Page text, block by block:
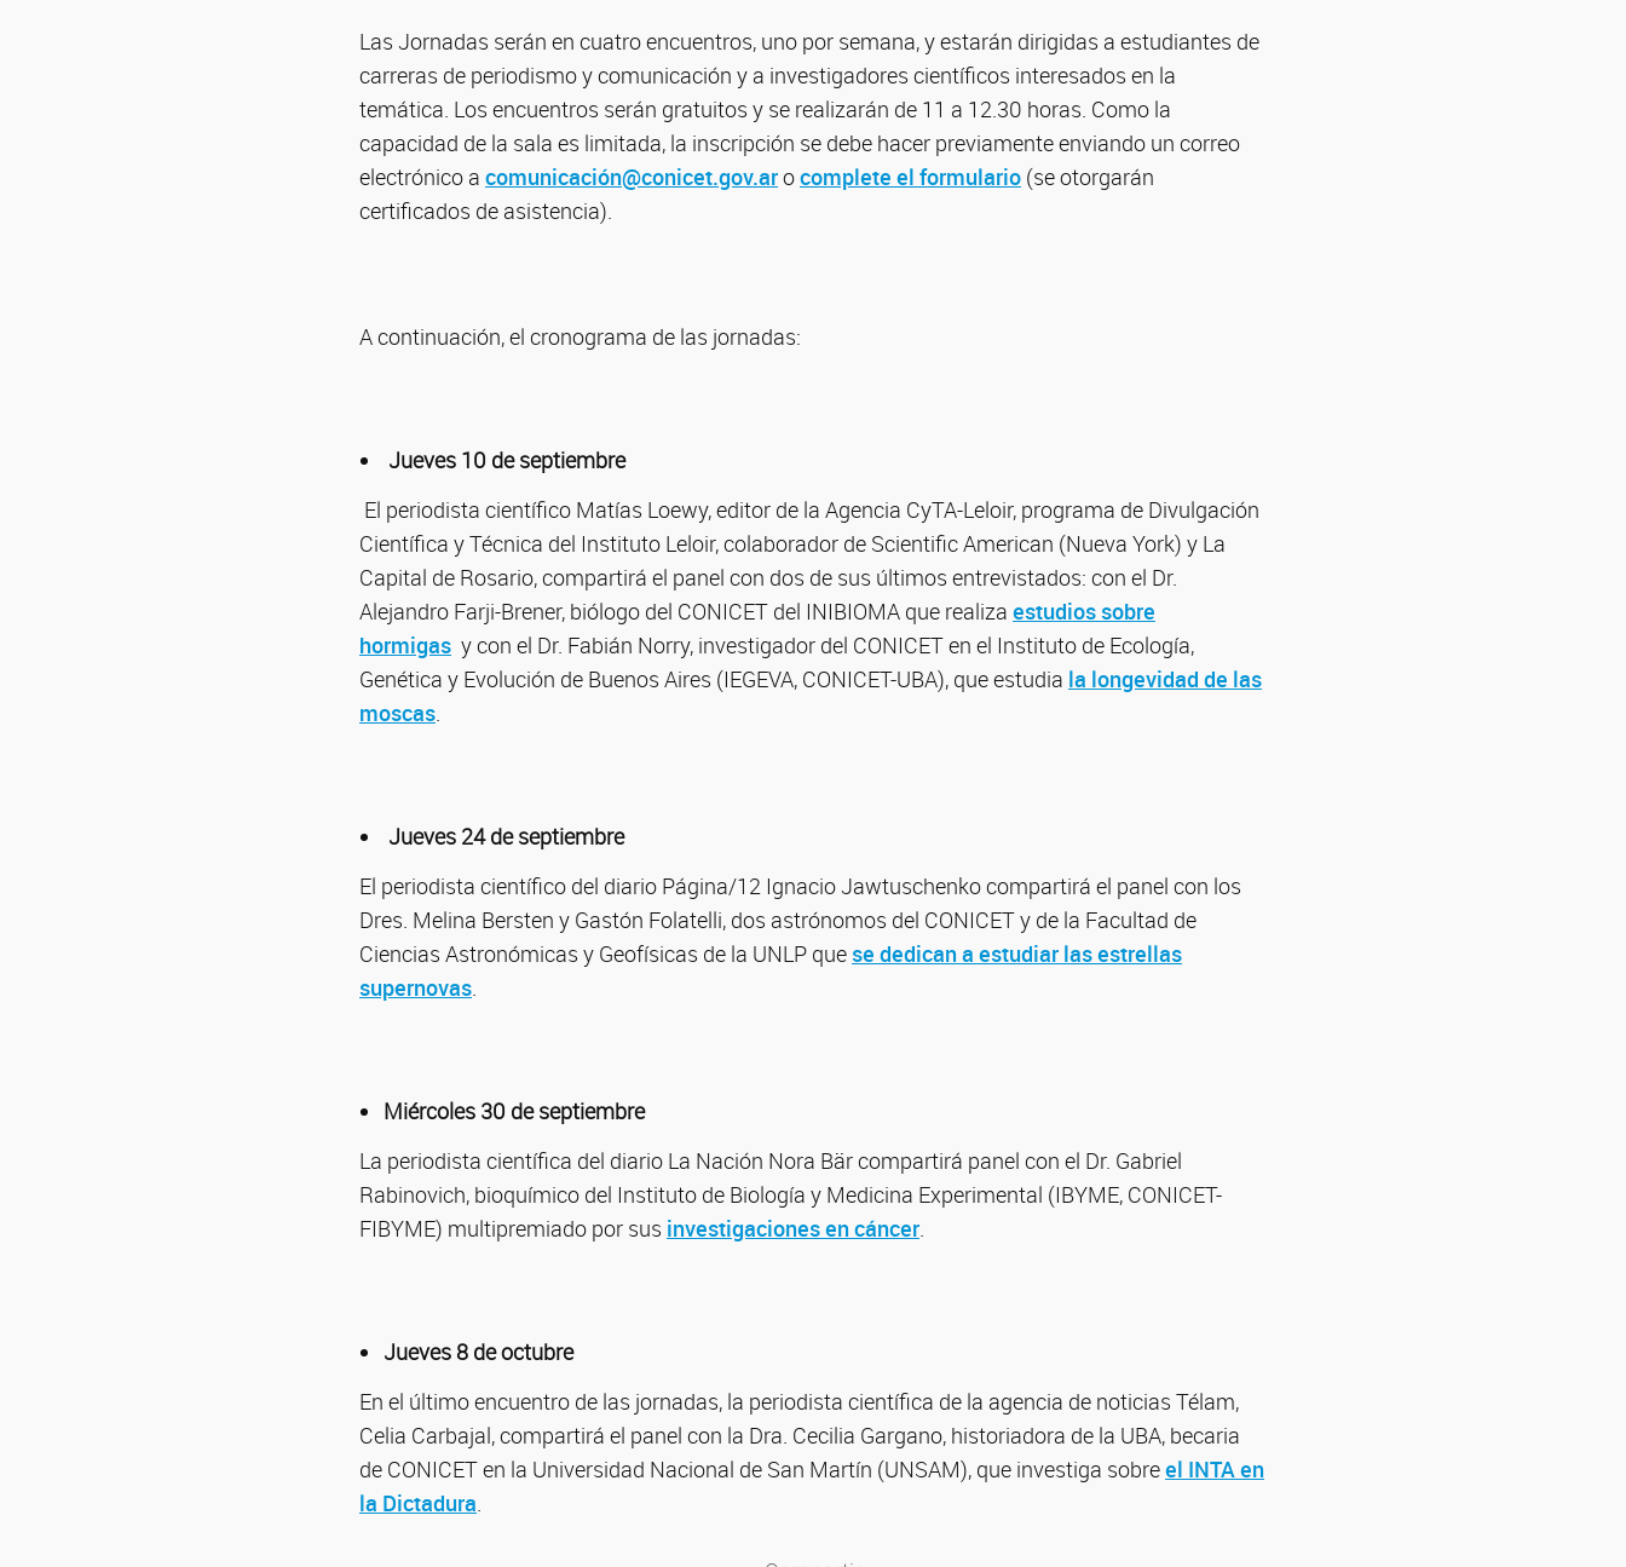
Las Jornadas serán en cuatro encuentros, uno por semana, y estarán dirigidas a estudiantes de
carreras de periodismo y comunicación y a investigadores científicos interesados en la
temática. Los encuentros serán gratuitos y se realizarán de 11 a 12.30 horas. Como la
capacidad de la sala es limitada, la inscripción se debe hacer previamente enviando un correo
electrónico a comunicación@conicet.gov.arocomplete el formulario (se otorgarán
certificados de asistencia).
A continuación, el cronograma de las jornadas:
Jueves 10 de septiembre
El periodista científico Matías Loewy, editor de la Agencia CyTA-Leloir, programa de Divulgación
Científica y Técnica del Instituto Leloir, colaborador de Scientific American (Nueva York) y La
Capital de Rosario, compartirá el panel con dos de sus últimos entrevistados: con el Dr.
Alejandro Farji-Brener, biólogo del CONICET del INIBIOMA que realiza estudios sobre
hormigas y con el Dr. Fabián Norry, investigador del CONICET en el Instituto de Ecología,
Genética y Evolución de Buenos Aires (IEGEVA, CONICET-UBA), que estudia la longevidad de las
moscas.
Jueves 24 de septiembre
El periodista científico del diario Página/12 Ignacio Jawtuschenko compartirá el panel con los
Dres. Melina Bersten y Gastón Folatelli, dos astrónomos del CONICET y de la Facultad de
Ciencias Astronómicas y Geofísicas de la UNLP quese dedican a estudiar las estrellas
supernovas.
Miércoles 30 de septiembre
La periodista científica del diario La Nación Nora Bär compartirá panel con el Dr. Gabriel
Rabinovich, bioquímico del Instituto de Biología y Medicina Experimental (IBYME, CONICET-
FIBYME) multipremiado por sus investigaciones en cáncer.
Jueves 8 de octubre
En el último encuentro de las jornadas, la periodista científica de la agencia de noticias Télam,
Celia Carbajal, compartirá el panel con la Dra. Cecilia Gargano, historiadora de la UBA, becaria
de CONICET en la Universidad Nacional de San Martín (UNSAM), que investiga sobreel INTA en
la Dictadura.